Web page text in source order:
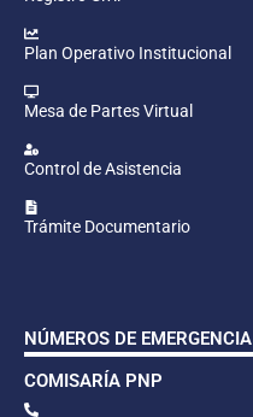
Plan Operativo Institucional
Mesa de Partes Virtual
Control de Asistencia
Trámite Documentario
NÚMEROS DE EMERGENCIA
COMISARÍA PNP